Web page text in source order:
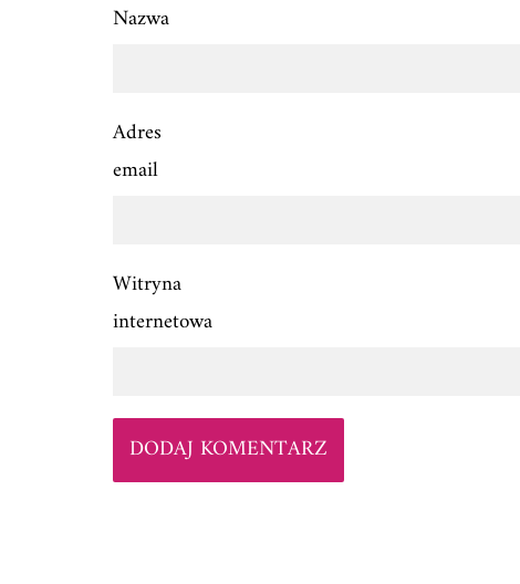
Nazwa
Adres
email
Witryna
internetowa